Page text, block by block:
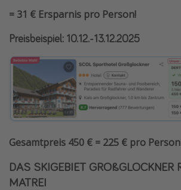
= 31 € Ersparnis pro Person!
Preisbeispiel: 10.12.-13.12.2025
Gesamtpreis 450 € = 225 € pro Person
DAS SKIGEBIET GROßGLOCKNER
MATREI